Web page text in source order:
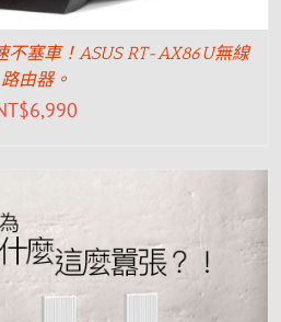
不塞車！ASUS RT-AX86U無線
路由器。
6,990